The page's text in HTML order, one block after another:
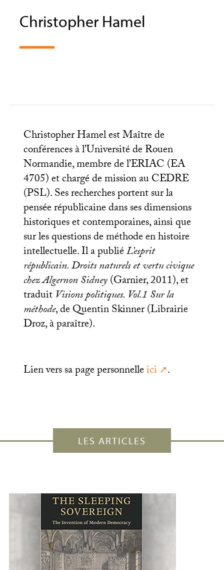
Christopher Hamel
Christopher Hamel est Maître de
conférences à l’Université de Rouen
Normandie, membre de l’ERIAC(EA
4705) et chargé de mission auCEDRE
(PSL). Ses recherches portent sur la
pensée républicaine dans ses dimensions
historiques et contemporaines, ainsi que
sur les questions de méthode en histoire
intellectuelle. Il a publiéL’esprit
républicain. Droits naturels et vertu civique
chez Algernon Sidney(Garnier, 2011), et
traduit Visions politiques. Vol.1 Sur la
méthode, de Quentin Skinner (Librairie
Droz, à paraître).
Lien vers sa page personnelleici .
LES ARTICLES